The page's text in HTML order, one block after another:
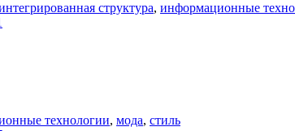
структура, информационные
технологии, мода, стиль